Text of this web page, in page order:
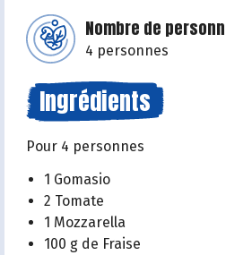
Nombre de
4 personnes
Ingrédients
Pour 4 personnes
1 Gomasio
2 Tomate
1 Mozzarella
100 g de Fraise